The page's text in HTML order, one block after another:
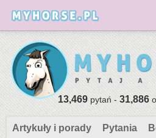
13,469pytań -31,886
Artykuły i porady Pytania